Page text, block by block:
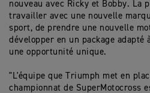
nouveau avec Ricky et Bobby. La
travailler avec une nouvelle
sport, de prendre une nouvelle
développer en un package adapté
une opportunité unique.
"L'équipe que Triumph met en
championnat de SuperMotocross